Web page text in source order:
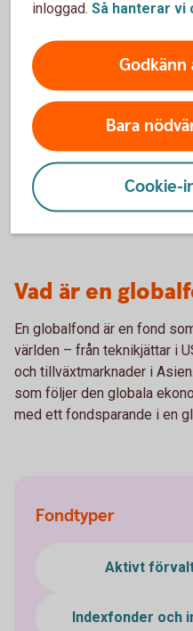
i bolag världen över
bolag med en hög
affärsmodell vilket
riskprofil.
Swedbank Robur
utveckling
Vad är en
En globalfond är en fond
världen – från teknikjättar i
och tillväxtmarknader i
som följer den globala
med ett fondsparande i en
Fondtyper
Aktivt
Indexfonder och
inloggad. Så hanterar vi
Godkänn
Bara
Cookie-